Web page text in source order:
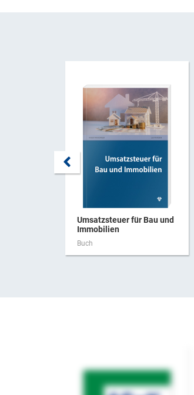
Umsatzsteuer für Bau und
Immobilien
Buch